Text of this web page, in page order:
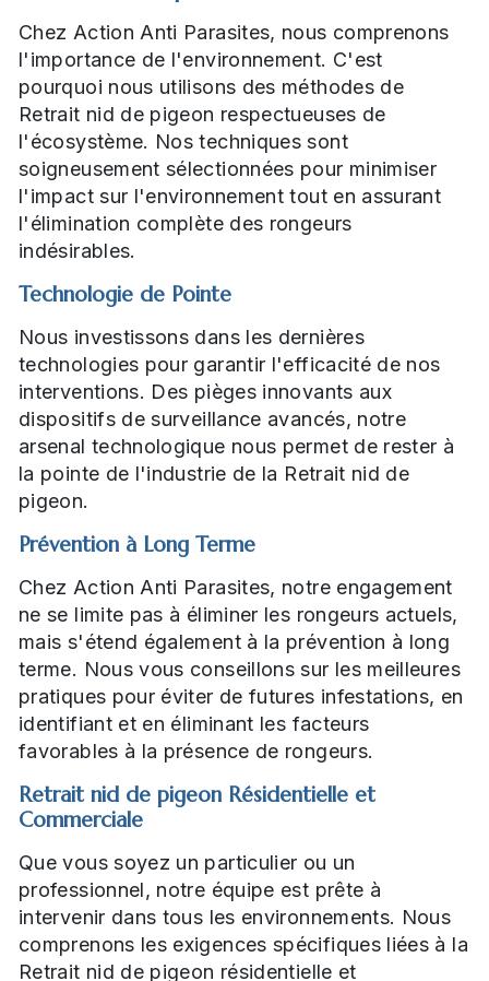
Chez Action Anti Parasites, nous comprenons
l'importance de l'environnement. C'est
pourquoi nous utilisons des méthodes de
Retrait nid de pigeon respectueuses de
l'écosystème. Nos techniques sont
soigneusement sélectionnées pour minimiser
l'impact sur l'environnement tout en assurant
l'élimination complète des rongeurs
indésirables.
Technologie de Pointe
Nous investissons dans les dernières
technologies pour garantir l'efficacité de nos
interventions. Des pièges innovants aux
dispositifs de surveillance avancés, notre
arsenal technologique nous permet de rester à
la pointe de l'industrie de la Retrait nid de
pigeon.
Prévention à Long Terme
Chez Action Anti Parasites, notre engagement
ne se limite pas à éliminer les rongeurs actuels,
mais s'étend également à la prévention à long
terme. Nous vous conseillons sur les meilleures
pratiques pour éviter de futures infestations, en
identifiant et en éliminant les facteurs
favorables à la présence de rongeurs.
Retrait nid de pigeon Résidentielle et
Commerciale
Que vous soyez un particulier ou un
professionnel, notre équipe est prête à
intervenir dans tous les environnements. Nous
comprenons les exigences spécifiques liées à la
Retrait nid de pigeon résidentielle et